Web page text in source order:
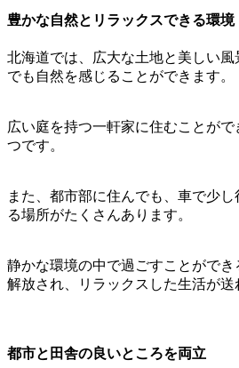
豊かな自然とリラックスできる環境
北海道では、広大な土地と美しい
でも自然を感じることができます。
広い庭を持つ一軒家に住むことが
つです。
また、都市部に住んでも、車で少
る場所がたくさんあります。
静かな環境の中で過ごすことがで
解放され、リラックスした生活が送
都市と田舎の良いところを両立